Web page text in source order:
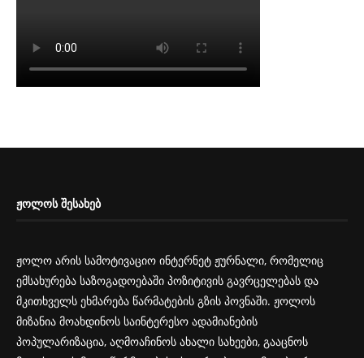
ᲟᲝᲚᲝᲡ ᲨᲔᲡᲐᲮᲔᲑ
ჟოლო არის სამოტივაციო ინტერნეტ ჟურნალი, რომელიც
ემსახურება საზოგადოებაში პოზიტივის გავრცელებას და
მკითხველს ეხმარება წარმატების გზის პოვნაში. ჟოლოს
მიზანია მოახდინოს საინტერესო ადამიანების
პოპულარიზაცია, აღმოაჩინოს ახალი სახეები, გააცნოს